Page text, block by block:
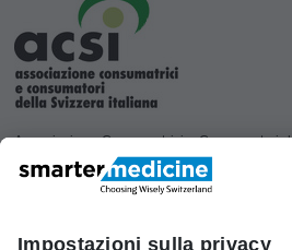
Associazione Consumatrici e Consumatori
www.acsi.ch